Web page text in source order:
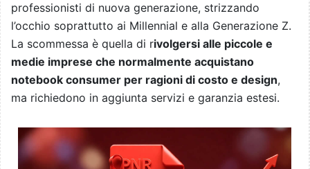
professionisti di nuova generazione, strizzando
l’occhio soprattutto ai Millennial e alla Generazione Z.
La scommessa è quella di rivolgersi alle piccole e
medie imprese che normalmente acquistano
notebook consumer per ragioni di costo e design,
ma richiedono in aggiunta servizi e garanzia estesi.